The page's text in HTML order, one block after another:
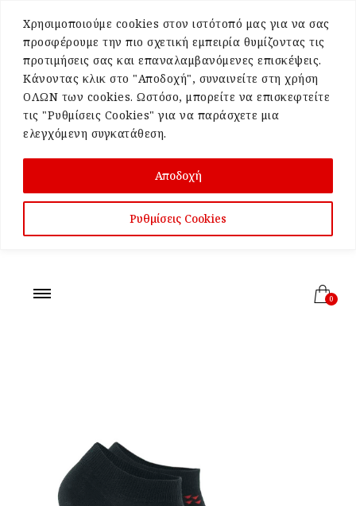
Χρησιμοποιούμε cookies στον ιστότοπό μας για να σας
προσφέρουμε την πιο σχετική εμπειρία θυμίζοντας τις
προτιμήσεις σας και επαναλαμβανόμενες επισκέψεις.
Κάνοντας κλικ στο "Αποδοχή", συναινείτε στη χρήση
ΟΛΩΝ των cookies. Ωστόσο, μπορείτε να επισκεφτείτε
τις "Ρυθμίσεις Cookies" για να παράσχετε μια
ελεγχόμενη συγκατάθεση.
Ρυθμίσεις Cookies
Αποδοχή
0